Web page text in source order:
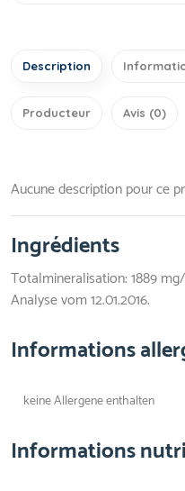
Description
Producteur Avis (0)
Aucune description pour ce
Ingrédients
Totalmineralisation: 1889
Analyse vom 12.01.2016.
Informations
keine Allergene enthalten
Informations